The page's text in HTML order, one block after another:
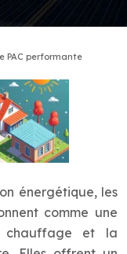
PAC performante
énergétique, les
comme une
chauffage et la